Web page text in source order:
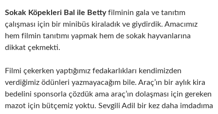
Sokak Köpekleri Bal ile Bettyfilminin gala ve tanıtım
çalışması için bir minibüs kiraladık ve giydirdik. Amacımız
hem filmin tanıtımı yapmak hem de sokak hayvanlarına
dikkat çekmekti.
Filmi çekerken yaptığımız fedakarlıkları kendimizden
verdiğimiz ödünleri yazmayacağım bile. Araç’ın bir aylık kira
bedelini sponsorla çözdük ama araç’ın dolaşması için gereken
mazot için bütçemiz yoktu. Sevgili Adil bir kez daha imdadıma